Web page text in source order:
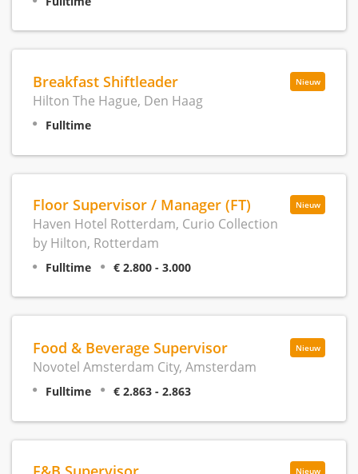
Nieuw
Breakfast Shiftleader
Hilton The Hague, Den Haag
Fulltime
Nieuw
Floor Supervisor / Manager (FT)
Haven Hotel Rotterdam, Curio Collection
by Hilton, Rotterdam
Fulltime € 2.800 - 3.000
Nieuw
Food & Beverage Supervisor
Novotel Amsterdam City, Amsterdam
Fulltime € 2.863 - 2.863
Nieuw